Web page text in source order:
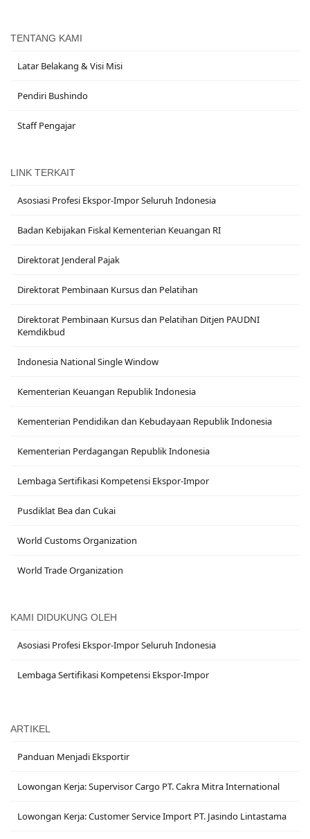
TENTANG KAMI
Latar Belakang & Visi Misi
Pendiri Bushindo
Staff Pengajar
LINK TERKAIT
Asosiasi Profesi Ekspor-Impor Seluruh Indonesia
Badan Kebijakan Fiskal Kementerian Keuangan RI
Direktorat Jenderal Pajak
Direktorat Pembinaan Kursus dan Pelatihan
Direktorat Pembinaan Kursus dan Pelatihan Ditjen PAUDNI
Kemdikbud
Indonesia National Single Window
Kementerian Keuangan Republik Indonesia
Kementerian Pendidikan dan Kebudayaan Republik Indonesia
Kementerian Perdagangan Republik Indonesia
Lembaga Sertifikasi Kompetensi Ekspor-Impor
Pusdiklat Bea dan Cukai
World Customs Organization
World Trade Organization
KAMI DIDUKUNG OLEH
Asosiasi Profesi Ekspor-Impor Seluruh Indonesia
Lembaga Sertifikasi Kompetensi Ekspor-Impor
ARTIKEL
Panduan Menjadi Eksportir
Lowongan Kerja: Supervisor Cargo PT. Cakra Mitra International
Lowongan Kerja: Customer Service Import PT. Jasindo Lintastama